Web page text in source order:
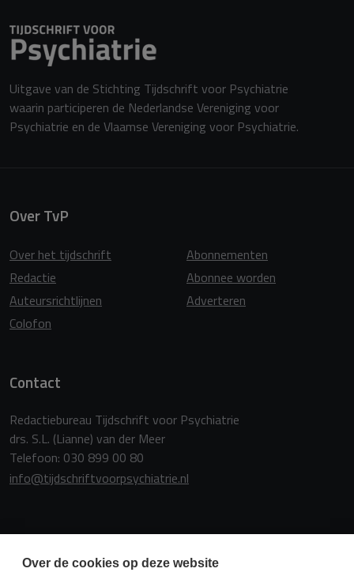
Uitgave van de Stichting Tijdschrift voor Psychiatrie
waarin participeren de Nederlandse Vereniging voor
Psychiatrie en de Vlaamse Vereniging voor Psychiatrie.
Over TvP
Over het tijdschrift
Redactie
Auteursrichtlijnen
Colofon
Abonnementen
Abonnee worden
Adverteren
Contact
Redactiebureau Tijdschrift voor Psychiatrie
drs. S.L. (Lianne) van der Meer
Telefoon: 030 899 00 80
info@tijdschriftvoorpsychiatrie.nl
Copyright
Over de cookies op deze website